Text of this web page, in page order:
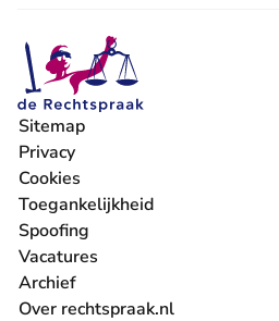
Sitemap
Privacy
Cookies
Toegankelijkheid
Spoofing
Vacatures
- U verlaat Rechtspraak.nl
Archief
Over rechtspraak.nl